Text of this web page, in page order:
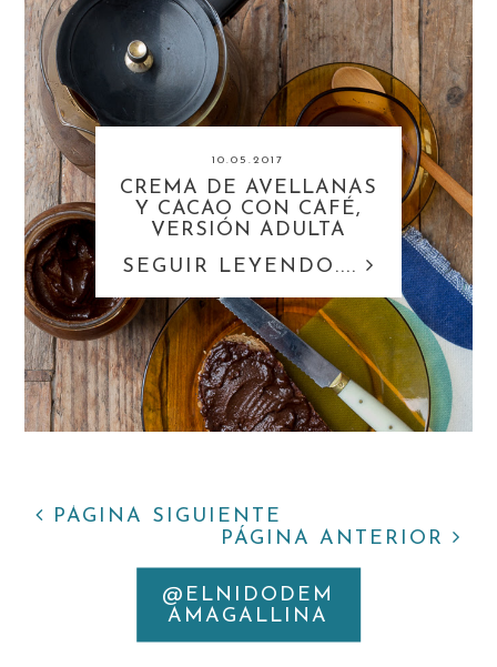
10.05.2017
CREMA DE AVELLANAS
Y CACAO CON CAFÉ,
VERSIÓN ADULTA
SEGUIR LEYENDO....
PÁGINA SIGUIENTE
PÁGINA ANTERIOR
INSTAGRAM
@ELNIDODEM
AMAGALLINA